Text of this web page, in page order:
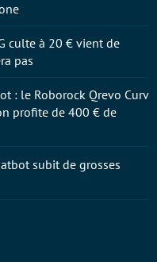
culte à 20 € vient de
pas
: le Roborock Qrevo Curv
profite de 400 € de
subit de grosses